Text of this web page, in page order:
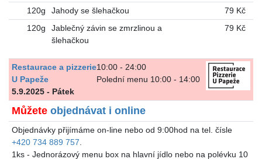
120g
Jahody se šlehačkou
79 Kč
120g
Jablečný závin se zmrzlinou a
šlehačkou
79 Kč
10:00 - 24:00
Polední menu 10:00 - 14:00
Restaurace a pizzerie
U Papeže
5.9.2025 - Pátek
Můžete objednávat i online
Objednávky přijímáme on-line nebo od 9:00hod na tel. čísle
+420 734 889 757.
1ks - Jednorázový menu box na hlavní jídlo nebo na polévku 10